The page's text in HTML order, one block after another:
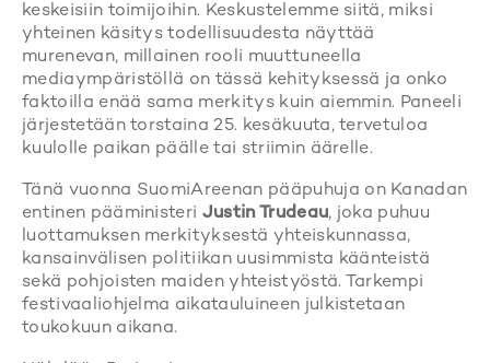
keskeisiin toimijoihin. Keskustelemme siitä, miksi
yhteinen käsitys todellisuudesta näyttää
murenevan, millainen rooli muuttuneella
mediaympäristöllä on tässä kehityksessä ja onko
faktoilla enää sama merkitys kuin aiemmin. Paneeli
järjestetään torstaina 25. kesäkuuta, tervetuloa
kuulolle paikan päälle tai striimin äärelle.
Tänä vuonna SuomiAreenan pääpuhuja on Kanadan
entinen pääministeri Justin Trudeau, joka puhuu
luottamuksen merkityksestä yhteiskunnassa,
kansainvälisen politiikan uusimmista käänteistä
sekä pohjoisten maiden yhteistyöstä. Tarkempi
festivaaliohjelma aikatauluineen julkistetaan
toukokuun aikana.